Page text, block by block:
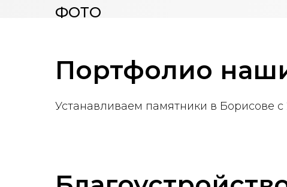
ФОТО
Портфолио
Устанавливаем памятники в Борисове с